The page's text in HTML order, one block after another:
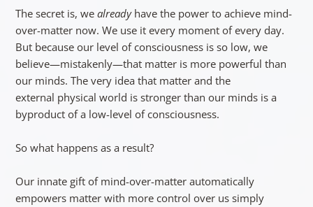
The secret is, we alreadyhave the power to achieve mind-
over-matter now. We use it every moment of every day.
But because our level of consciousness is so low, we
believe—mistakenly—that matter is more powerful than
our minds. The very idea that matter and the
external physical world is stronger than our minds is a
byproduct of a low-level of consciousness.
So what happens as a result?
Our innate gift of mind-over-matter automatically
empowers matter with more control over us simply